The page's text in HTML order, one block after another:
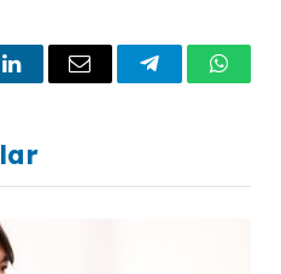
LinkedInEmail Telegram